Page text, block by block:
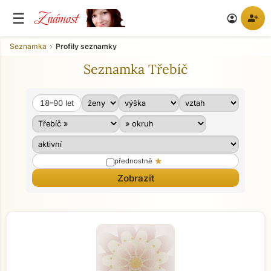
☰ Známost account_circle person_add
Seznamka Profily seznamky
Seznamka Třebíč
Věk od
Věk do
18–90 let
přednostně star